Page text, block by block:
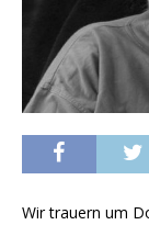
Wir trauern um